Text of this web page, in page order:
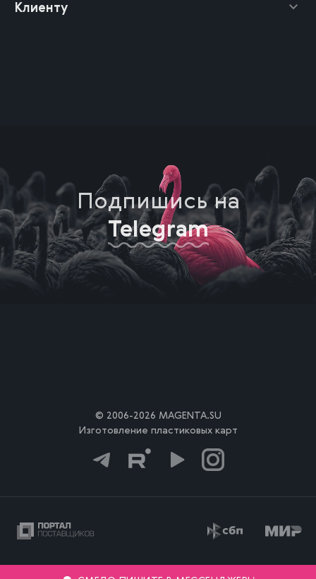
Клиенту
Подпишись на
Telegram
© 2006-2026 MAGENTA.SU
Изготовление пластиковых карт